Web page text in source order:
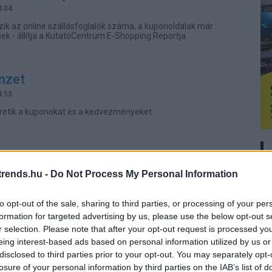
- Do Not Process My Personal Information
opt-out of the sale, sharing to third parties, or processing of your
for targeted advertising by us, please use the below opt-out
selection. Please note that after your opt-out request is processed
interest-based ads based on personal information utilized by us
to third parties prior to your opt-out. You may separately
of your personal information by third parties on the IAB’s list of
az online szállásfoglalók száma, a kuponoldalak már
- állítja a KutatóCentrum E-Shopping Reportja.
a kuponokat és a kedvezményeket.
a mezőnyből.
állnak a bónuszok és a kuponok